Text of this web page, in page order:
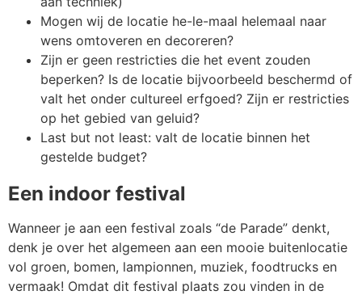
Mogen wij de locatie he-le-maal helemaal naar
wens omtoveren en decoreren?
Zijn er geen restricties die het event zouden
beperken? Is de locatie bijvoorbeeld beschermd of
valt het onder cultureel erfgoed? Zijn er restricties
op het gebied van geluid?
Last but not least: valt de locatie binnen het
gestelde budget?
Een indoor festival
Wanneer je aan een festival zoals “de Parade” denkt,
denk je over het algemeen aan een mooie buitenlocatie
vol groen, bomen, lampionnen, muziek, foodtrucks en
vermaak! Omdat dit festival plaats zou vinden in de